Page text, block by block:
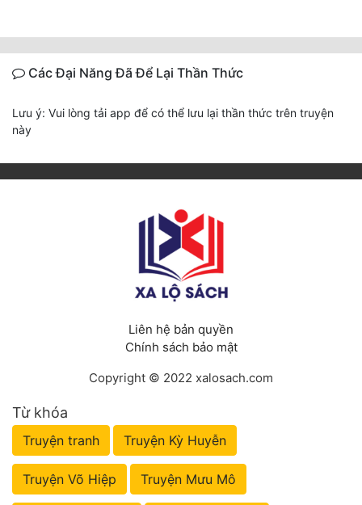
Các Đại Năng Đã Để Lại Thần Thức
Lưu ý: Vui lòng tải app để có thể lưu lại thần thức trên truyện
này
Liên hệ bản quyền
Chính sách bảo mật
Copyright © 2022 xalosach.com
Từ khóa
Truyện tranh Truyện Kỳ Huyễn
Truyện Võ Hiệp Truyện Mưu Mô